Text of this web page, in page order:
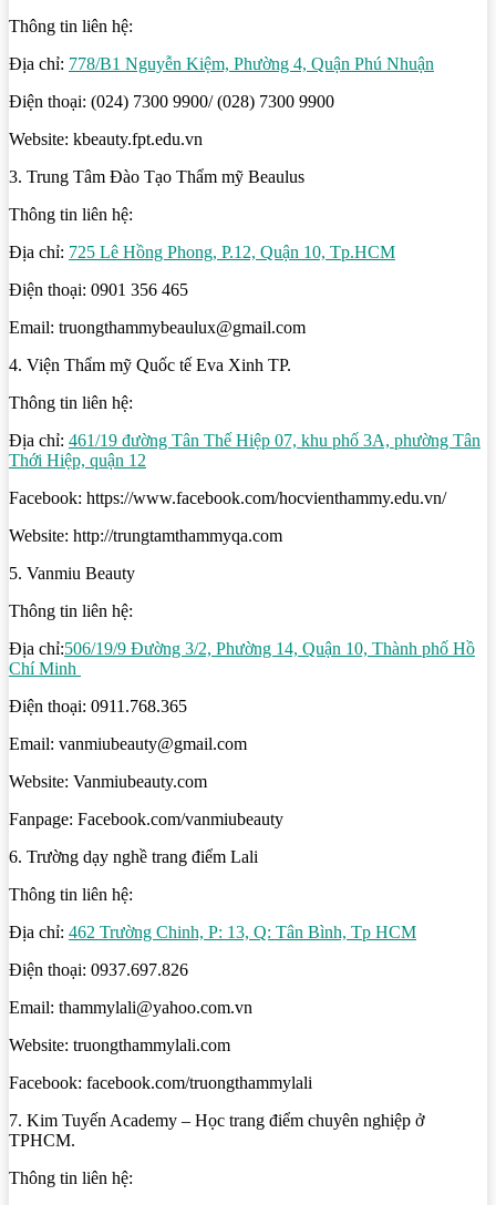
Thông tin liên hệ:
Địa chỉ: 778/B1 Nguyễn Kiệm, Phường 4, Quận Phú Nhuận
Điện thoại: (024) 7300 9900/ (028) 7300 9900
Website: kbeauty.fpt.edu.vn
3. Trung Tâm Đào Tạo Thẩm mỹ Beaulus
Thông tin liên hệ:
Địa chỉ: 725 Lê Hồng Phong, P.12, Quận 10, Tp.HCM
Điện thoại: 0901 356 465
Email: truongthammybeaulux@gmail.com
4. Viện Thẩm mỹ Quốc tế Eva Xinh TP.
Thông tin liên hệ:
Địa chỉ: 461/19 đường Tân Thế Hiệp 07, khu phố 3A, phường Tân
Thới Hiệp, quận 12
Facebook: https://www.facebook.com/hocvienthammy.edu.vn/
Website: http://trungtamthammyqa.com
5. Vanmiu Beauty
Thông tin liên hệ:
Địa chỉ:506/19/9 Đường 3/2, Phường 14, Quận 10, Thành phố Hồ
Chí Minh
Điện thoại: 0911.768.365
Email: vanmiubeauty@gmail.com
Website: Vanmiubeauty.com
Fanpage: Facebook.com/vanmiubeauty
6. Trường dạy nghề trang điểm Lali
Thông tin liên hệ:
Địa chỉ: 462 Trường Chinh, P: 13, Q: Tân Bình, Tp HCM
Điện thoại: 0937.697.826
Email: thammylali@yahoo.com.vn
Website: truongthammylali.com
Facebook: facebook.com/truongthammylali
7. Kim Tuyến Academy – Học trang điểm chuyên nghiệp ở
TPHCM.
Thông tin liên hệ: